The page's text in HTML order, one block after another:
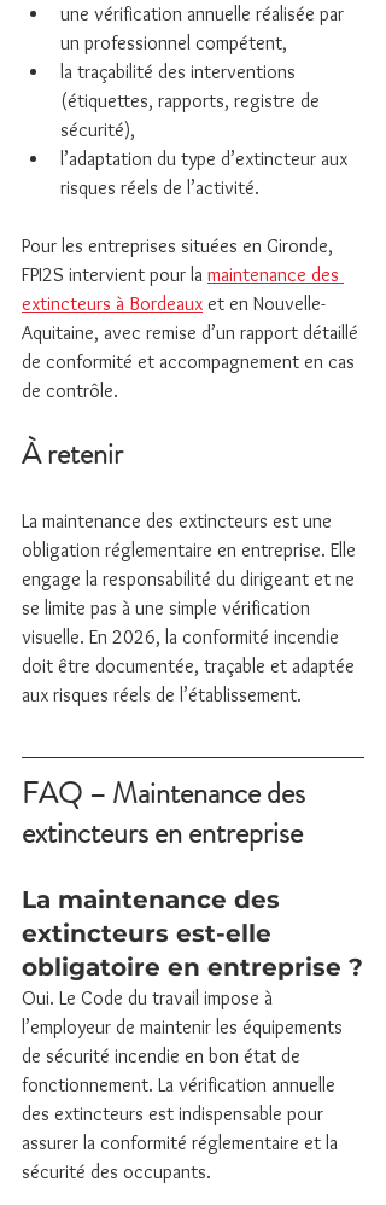
une vérification annuelle réalisée par
un professionnel compétent,
la traçabilité des interventions
(étiquettes, rapports, registre de
sécurité),
l’adaptation du type d’extincteur aux
risques réels de l’activité.
Pour les entreprises situées en Gironde,
FPI2S intervient pour la maintenance des
extincteurs à Bordeaux et en Nouvelle-
Aquitaine, avec remise d’un rapport détaillé
de conformité et accompagnement en cas
de contrôle.
À retenir
La maintenance des extincteurs est une
obligation réglementaire en entreprise. Elle
engage la responsabilité du dirigeant et ne
se limite pas à une simple vérification
visuelle. En 2026, la conformité incendie
doit être documentée, traçable et adaptée
aux risques réels de l’établissement.
FAQ – Maintenance des
extincteurs en entreprise
La maintenance des
extincteurs est-elle
obligatoire en entreprise ?
Oui. Le Code du travail impose à
l’employeur de maintenir les équipements
de sécurité incendie en bon état de
fonctionnement. La vérification annuelle
des extincteurs est indispensable pour
assurer la conformité réglementaire et la
sécurité des occupants.